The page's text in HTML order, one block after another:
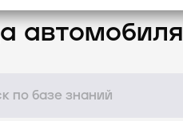
автомобиля